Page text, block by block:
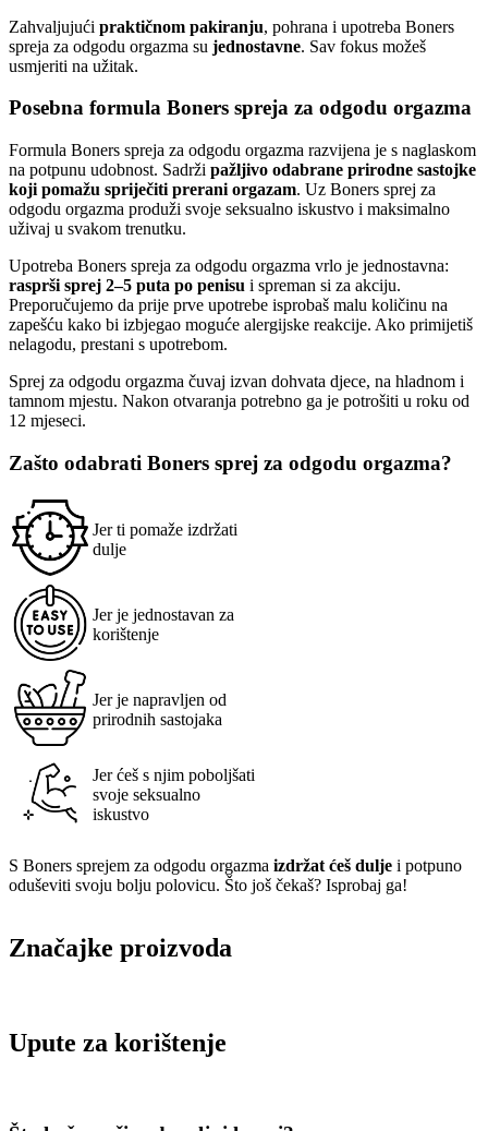
Zahvaljujući praktičnom pakiranju, pohrana i upotreba Boners
spreja za odgodu orgazma su jednostavne. Sav fokus možeš
usmjeriti na užitak.
Posebna formula Boners spreja za odgodu orgazma
Formula Boners spreja za odgodu orgazma razvijena je s naglaskom
na potpunu udobnost. Sadrži pažljivo odabrane prirodne sastojke
koji pomažu spriječiti prerani orgazam. Uz Boners sprej za
odgodu orgazma produži svoje seksualno iskustvo i maksimalno
uživaj u svakom trenutku.
Upotreba Boners spreja za odgodu orgazma vrlo je jednostavna:
rasprši sprej 2–5 puta po penisu i spreman si za akciju.
Preporučujemo da prije prve upotrebe isprobaš malu količinu na
zapešću kako bi izbjegao moguće alergijske reakcije. Ako primijetiš
nelagodu, prestani s upotrebom.
Sprej za odgodu orgazma čuvaj izvan dohvata djece, na hladnom i
tamnom mjestu. Nakon otvaranja potrebno ga je potrošiti u roku od
12 mjeseci.
Zašto odabrati Boners sprej za odgodu orgazma?
Jer ti pomaže izdržati
dulje
Jer je jednostavan za
korištenje
Jer je napravljen od
prirodnih sastojaka
Jer ćeš s njim poboljšati
svoje seksualno
iskustvo
S Boners sprejem za odgodu orgazma izdržat ćeš dulje i potpuno
oduševiti svoju bolju polovicu. Što još čekaš? Isprobaj ga!
Značajke proizvoda
Upute za korištenje